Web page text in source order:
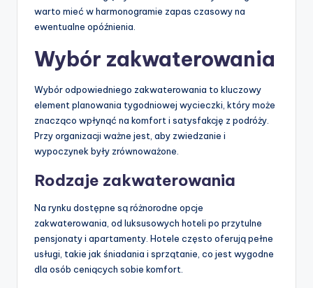
warto mieć w harmonogramie zapas czasowy na
ewentualne opóźnienia.
Wybór zakwaterowania
Wybór odpowiedniego zakwaterowania to kluczowy
element planowania tygodniowej wycieczki, który może
znacząco wpłynąć na komfort i satysfakcję z podróży.
Przy organizacji ważne jest, aby zwiedzanie i
wypoczynek były zrównoważone.
Rodzaje zakwaterowania
Na rynku dostępne są różnorodne opcje
zakwaterowania, od luksusowych hoteli po przytulne
pensjonaty i apartamenty. Hotele często oferują pełne
usługi, takie jak śniadania i sprzątanie, co jest wygodne
dla osób ceniących sobie komfort.